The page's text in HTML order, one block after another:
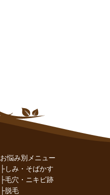
お悩み別メニュー
├しみ・そばかす
├毛穴・ニキビ跡
├脱毛